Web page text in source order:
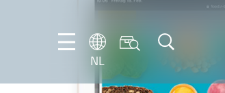
NL
DE